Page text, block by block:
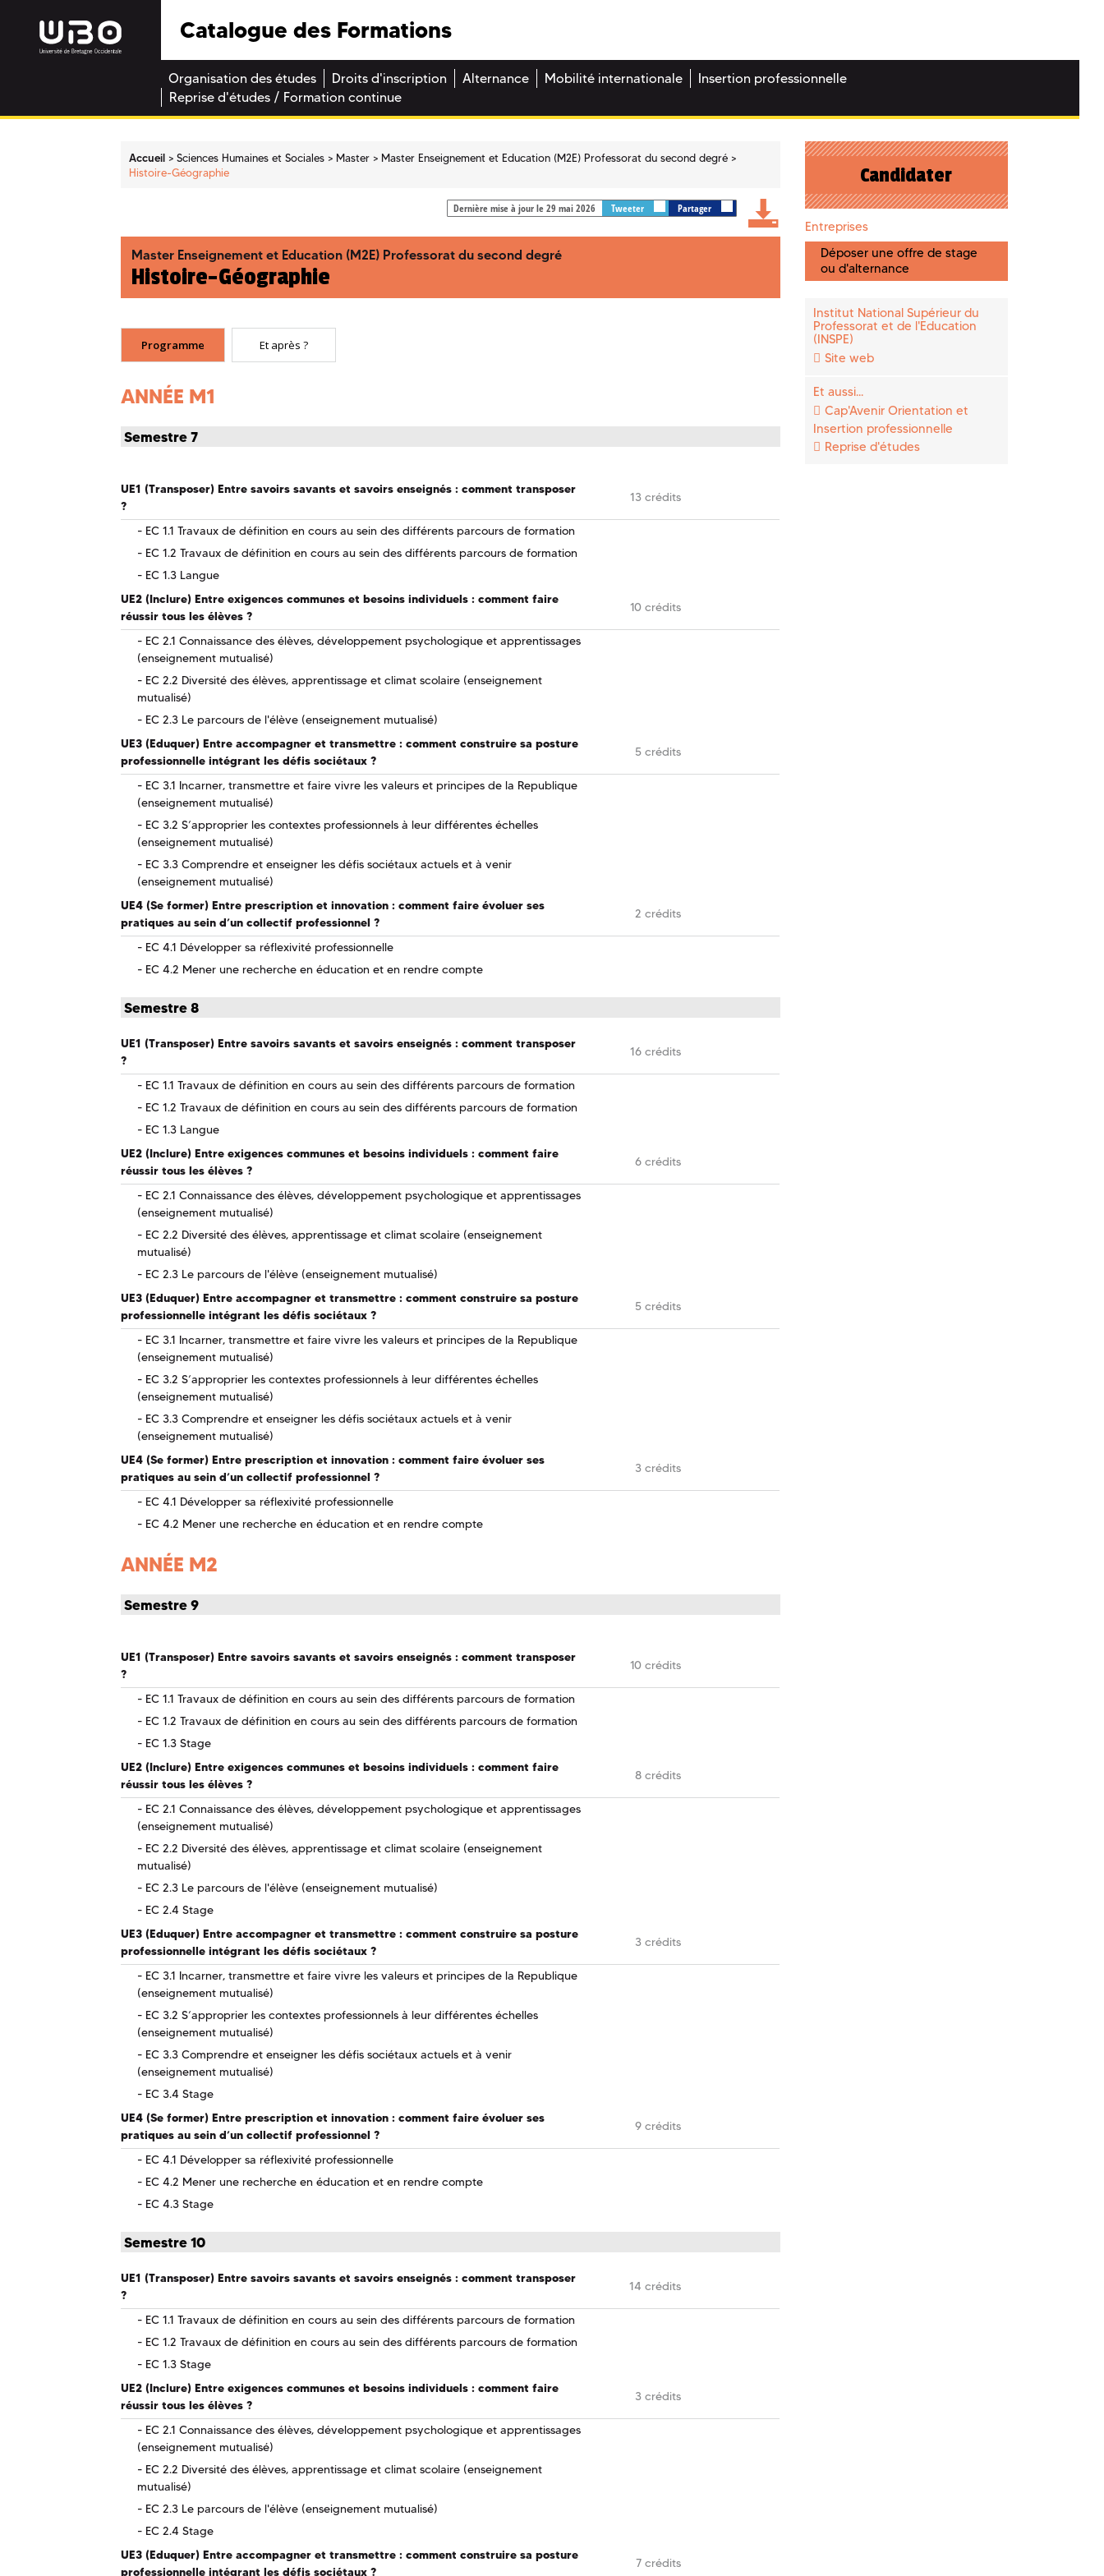
Catalogue des Formations
Organisation des études Droits d'inscription Alternance Mobilité internationale
Insertion professionnelle
Reprise d'études / Formation continue
Accueil Sciences Humaines et Sociales Master
Master Enseignement et Education (M2E) Professorat du second degré
Histoire-Géographie
Dernière mise à jour le 29 mai 2026 Tweeter Partager
Master Enseignement et Education (M2E) Professorat du second degré
Histoire-Géographie
Programme Et après ?
ANNÉE M1
Semestre 7
UE1 (Transposer) Entre savoirs savants et savoirs enseignés : comment transposer
?
13 crédits
EC 1.1 Travaux de définition en cours au sein des différents parcours de formation
EC 1.2 Travaux de définition en cours au sein des différents parcours de formation
EC 1.3 Langue
UE2 (Inclure) Entre exigences communes et besoins individuels : comment faire
réussir tous les élèves ?
10 crédits
EC 2.1 Connaissance des élèves, développement psychologique et apprentissages
(enseignement mutualisé)
EC 2.2 Diversité des élèves, apprentissage et climat scolaire (enseignement
mutualisé)
EC 2.3 Le parcours de l'élève (enseignement mutualisé)
UE3 (Eduquer) Entre accompagner et transmettre : comment construire sa posture
professionnelle intégrant les défis sociétaux ?
5 crédits
EC 3.1 Incarner, transmettre et faire vivre les valeurs et principes de la Republique
(enseignement mutualisé)
EC 3.2 S’approprier les contextes professionnels à leur différentes échelles
(enseignement mutualisé)
EC 3.3 Comprendre et enseigner les défis sociétaux actuels et à venir
(enseignement mutualisé)
UE4 (Se former) Entre prescription et innovation : comment faire évoluer ses
pratiques au sein d’un collectif professionnel ?
2 crédits
EC 4.1 Développer sa réflexivité professionnelle
EC 4.2 Mener une recherche en éducation et en rendre compte
Semestre 8
UE1 (Transposer) Entre savoirs savants et savoirs enseignés : comment transposer
?
16 crédits
EC 1.1 Travaux de définition en cours au sein des différents parcours de formation
EC 1.2 Travaux de définition en cours au sein des différents parcours de formation
EC 1.3 Langue
UE2 (Inclure) Entre exigences communes et besoins individuels : comment faire
réussir tous les élèves ?
6 crédits
EC 2.1 Connaissance des élèves, développement psychologique et apprentissages
(enseignement mutualisé)
EC 2.2 Diversité des élèves, apprentissage et climat scolaire (enseignement
mutualisé)
EC 2.3 Le parcours de l'élève (enseignement mutualisé)
UE3 (Eduquer) Entre accompagner et transmettre : comment construire sa posture
professionnelle intégrant les défis sociétaux ?
5 crédits
EC 3.1 Incarner, transmettre et faire vivre les valeurs et principes de la Republique
(enseignement mutualisé)
EC 3.2 S’approprier les contextes professionnels à leur différentes échelles
(enseignement mutualisé)
EC 3.3 Comprendre et enseigner les défis sociétaux actuels et à venir
(enseignement mutualisé)
UE4 (Se former) Entre prescription et innovation : comment faire évoluer ses
pratiques au sein d’un collectif professionnel ?
3 crédits
EC 4.1 Développer sa réflexivité professionnelle
EC 4.2 Mener une recherche en éducation et en rendre compte
ANNÉE M2
Semestre 9
UE1 (Transposer) Entre savoirs savants et savoirs enseignés : comment transposer
?
10 crédits
EC 1.1 Travaux de définition en cours au sein des différents parcours de formation
EC 1.2 Travaux de définition en cours au sein des différents parcours de formation
EC 1.3 Stage
UE2 (Inclure) Entre exigences communes et besoins individuels : comment faire
réussir tous les élèves ?
8 crédits
EC 2.1 Connaissance des élèves, développement psychologique et apprentissages
(enseignement mutualisé)
EC 2.2 Diversité des élèves, apprentissage et climat scolaire (enseignement
mutualisé)
EC 2.3 Le parcours de l'élève (enseignement mutualisé)
EC 2.4 Stage
UE3 (Eduquer) Entre accompagner et transmettre : comment construire sa posture
professionnelle intégrant les défis sociétaux ?
3 crédits
EC 3.1 Incarner, transmettre et faire vivre les valeurs et principes de la Republique
(enseignement mutualisé)
EC 3.2 S’approprier les contextes professionnels à leur différentes échelles
(enseignement mutualisé)
EC 3.3 Comprendre et enseigner les défis sociétaux actuels et à venir
(enseignement mutualisé)
EC 3.4 Stage
UE4 (Se former) Entre prescription et innovation : comment faire évoluer ses
pratiques au sein d’un collectif professionnel ?
9 crédits
EC 4.1 Développer sa réflexivité professionnelle
EC 4.2 Mener une recherche en éducation et en rendre compte
EC 4.3 Stage
Semestre 10
UE1 (Transposer) Entre savoirs savants et savoirs enseignés : comment transposer
?
14 crédits
EC 1.1 Travaux de définition en cours au sein des différents parcours de formation
EC 1.2 Travaux de définition en cours au sein des différents parcours de formation
EC 1.3 Stage
UE2 (Inclure) Entre exigences communes et besoins individuels : comment faire
réussir tous les élèves ?
3 crédits
EC 2.1 Connaissance des élèves, développement psychologique et apprentissages
(enseignement mutualisé)
EC 2.2 Diversité des élèves, apprentissage et climat scolaire (enseignement
mutualisé)
EC 2.3 Le parcours de l'élève (enseignement mutualisé)
EC 2.4 Stage
UE3 (Eduquer) Entre accompagner et transmettre : comment construire sa posture
professionnelle intégrant les défis sociétaux ?
7 crédits
Candidater
Entreprises
Déposer une offre de stage
ou d'alternance
Institut National Supérieur du
Professorat et de l'Education
(INSPE)
Site web
Et aussi...
Cap'Avenir Orientation et
Insertion professionnelle
Reprise d'études